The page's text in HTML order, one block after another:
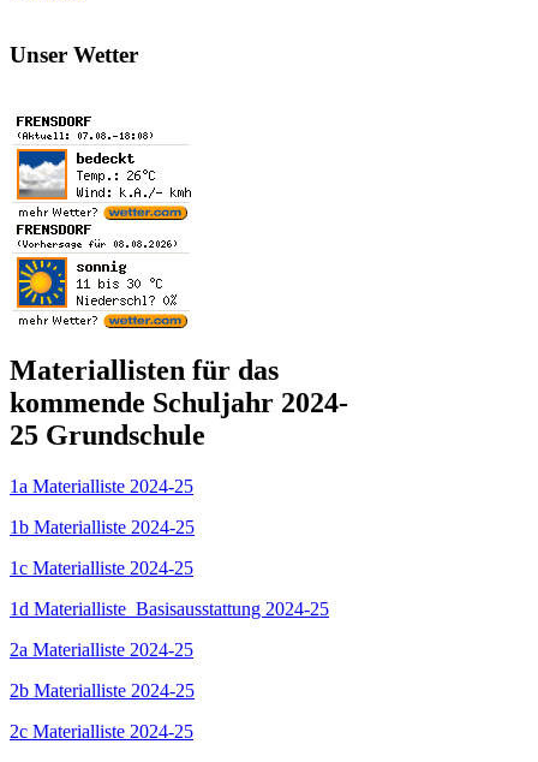
Unser Wetter
Materiallisten für das
kommende Schuljahr 2024-
25 Grundschule
1a Materialliste 2024-25
1b Materialliste 2024-25
1c Materialliste 2024-25
1d Materialliste Basisausstattung 2024-25
2a Materialliste 2024-25
2b Materialliste 2024-25
2c Materialliste 2024-25